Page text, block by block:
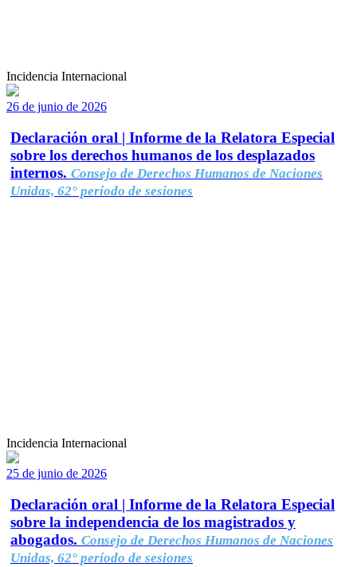
Incidencia Internacional
26 de junio de 2026
Declaración oral | Informe de la Relatora Especial
sobre los derechos humanos de los desplazados
internos. Consejo de Derechos Humanos de Naciones
Unidas, 62° período de sesiones
Incidencia Internacional
25 de junio de 2026
Declaración oral | Informe de la Relatora Especial
sobre la independencia de los magistrados y
abogados. Consejo de Derechos Humanos de Naciones
Unidas, 62° período de sesiones